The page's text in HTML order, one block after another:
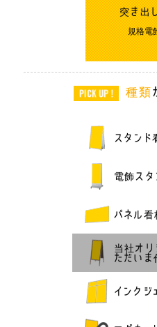
突き出
規格電
種類
スタンド
電飾スタ
パネル看
当社オリ
ただいま
インクジ